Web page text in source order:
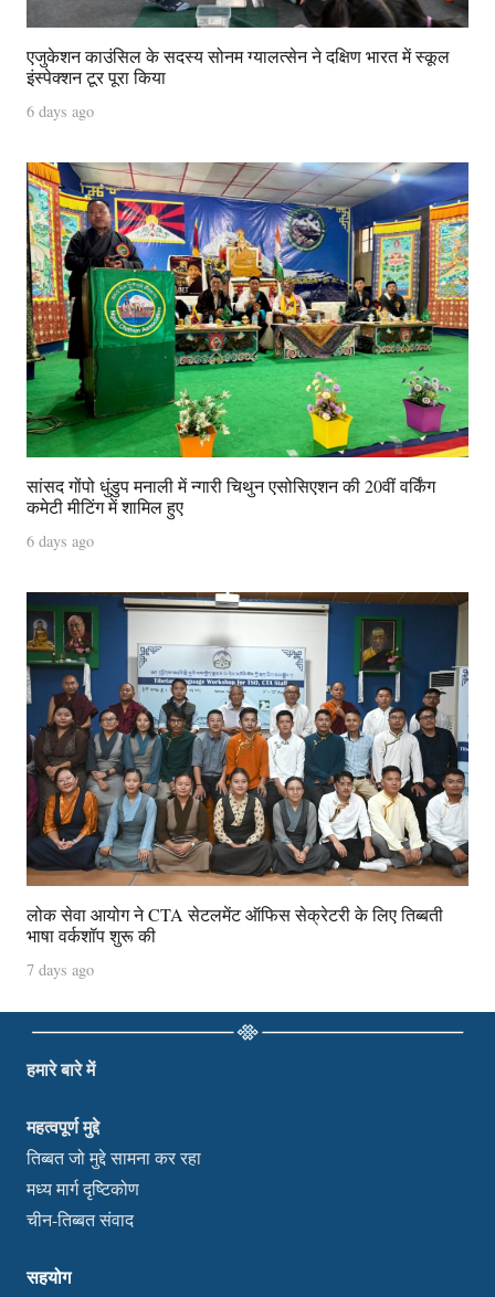
एजुकेशन काउंसिल के सदस्य सोनम ग्यालत्सेन ने दक्षिण भारत में स्कूल
इंस्पेक्शन टूर पूरा किया
6 days ago
सांसद गोंपो धुंडुप मनाली में न्गारी चिथुन एसोसिएशन की 20वीं वर्किंग
कमेटी मीटिंग में शामिल हुए
6 days ago
लोक सेवा आयोग ने CTA सेटलमेंट ऑफिस सेक्रेटरी के लिए तिब्बती
भाषा वर्कशॉप शुरू की
7 days ago
हमारे बारे में
महत्वपूर्ण मुद्दे
तिब्बत जो मुद्दे सामना कर रहा
मध्य मार्ग दृष्टिकोण
चीन-तिब्बत संवाद
सहयोग